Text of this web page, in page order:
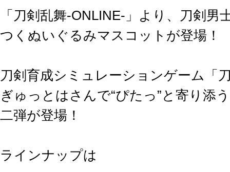
「刀剣乱舞-ONLINE-」より、刀剣
つくぬいぐるみマスコットが登場！
刀剣育成シミュレーションゲーム「
ぎゅっとはさんで“ぴたっ”と寄り添
二弾が登場！
ラインナップは